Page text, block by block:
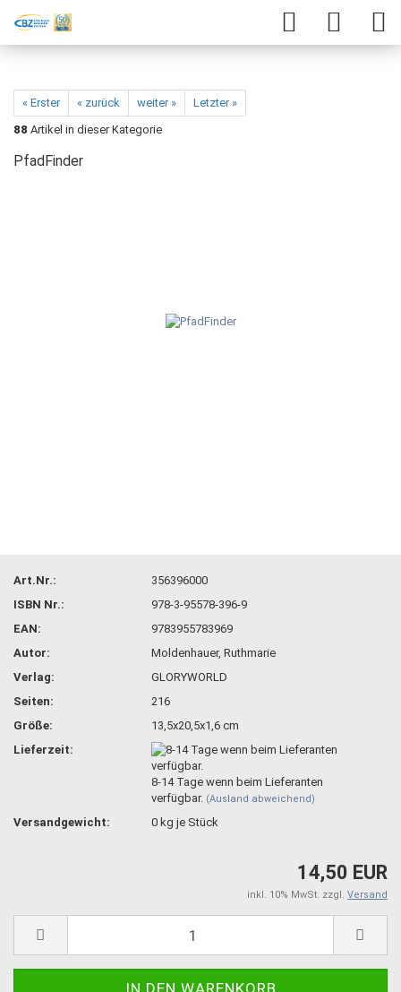
« Erster « zurück weiter »
Letzter »
88 Artikel in dieser Kategorie
PfadFinder
Art.Nr.:
356396000
ISBN Nr.:
978-3-95578-396-9
EAN:
9783955783969
Autor:
Moldenhauer, Ruthmarie
Verlag:
GLORYWORLD
Seiten:
216
Größe:
13,5x20,5x1,6 cm
Lieferzeit:
8-14 Tage wenn beim Lieferanten
verfügbar. (Ausland abweichend)
Versandgewicht: 0 kg je Stück
14,50 EUR
inkl. 10% MwSt. zzgl. Versand